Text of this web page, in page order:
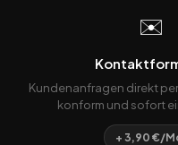
✉️
Kundenanfragen direkt
konform und sofort
+ 3,90 €/